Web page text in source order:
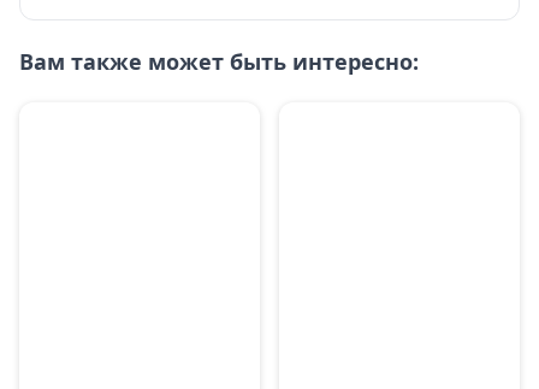
Вам также может быть интересно: